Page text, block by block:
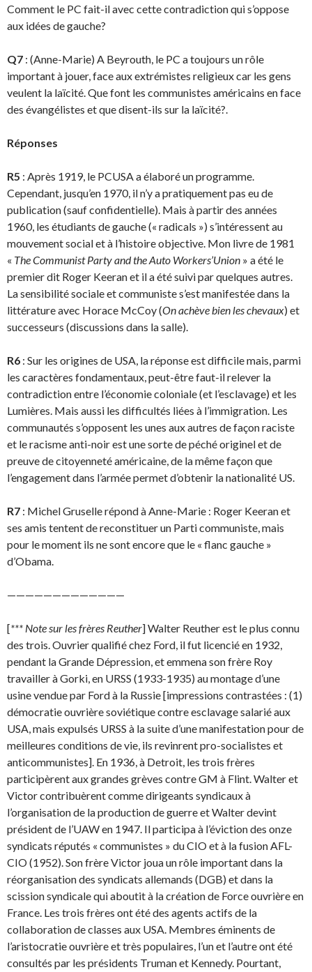
Comment le PC fait-il avec cette contradiction qui s’oppose
aux idées de gauche?
Q7 : (Anne-Marie) A Beyrouth, le PC a toujours un rôle
important à jouer, face aux extrémistes religieux car les gens
veulent la laïcité. Que font les communistes américains en face
des évangé­listes et que disent-ils sur la laïcité?.
Réponses
R5 : Après 1919, le PCUSA a élaboré un programme.
Cependant, jusqu’en 1970, il n’y a pratique­ment pas eu de
publication (sauf confidentielle). Mais à partir des années
1960, les étudiants de gauche (« radicals ») s’intéressent au
mouvement social et à l’histoire objective. Mon livre de 1981
« The Communist Party and the Auto Workers’Union » a été le
premier dit Roger Keeran et il a été suivi par quelques autres.
La sensibilité sociale et communiste s’est manifestée dans la
littérature avec Horace McCoy (On achève bien les chevaux) et
successeurs (discussions dans la salle).
R6 : Sur les origines de USA, la réponse est difficile mais, parmi
les caractères fondamentaux, peut-être faut-il relever la
contradiction entre l’économie coloniale (et l’esclavage) et les
Lumiè­res. Mais aussi les difficultés liées à l’immigration. Les
communautés s’opposent les unes aux autres de façon raciste
et le racisme anti-noir est une sorte de péché originel et de
preuve de citoyenneté américaine, de la même façon que
l’engagement dans l’armée permet d’obtenir la nationalité US.
R7 : Michel Gruselle répond à Anne-Marie : Roger Keeran et
ses amis tentent de reconstituer un Parti communiste, mais
pour le moment ils ne sont encore que le « flanc gauche »
d’Obama.
—————————————
[*** Note sur les frères Reuther] Walter Reuther est le plus connu
des trois. Ouvrier qualifié chez Ford, il fut licencié en 1932,
pendant la Grande Dépression, et emmena son frère Roy
travailler à Gorki, en URSS (1933-1935) au montage d’une
usine vendue par Ford à la Russie [impressions contrastées : (1)
démocratie ouvrière soviétique contre esclavage salarié aux
USA, mais expulsés URSS à la suite d’une manifestation pour de
meilleures conditions de vie, ils revinrent pro-socia­listes et
anticommunistes]. En 1936, à Detroit, les trois frères
participèrent aux grandes grèves contre GM à Flint. Walter et
Victor contribuèrent comme dirigeants syndicaux à
l’organisation de la production de guerre et Walter devint
président de l’UAW en 1947. Il participa à l’éviction des onze
syndicats réputés « communistes » du CIO et à la fusion AFL-
CIO (1952). Son frère Victor joua un rôle important dans la
réorganisation des syndicats allemands (DGB) et dans la
scission syndicale qui aboutit à la création de Force ouvrière en
France. Les trois frères ont été des agents actifs de la
collaboration de classes aux USA. Membres éminents de
l’aristocratie ouvrière et très populaires, l’un et l’autre ont été
consultés par les présidents Truman et Kennedy. Pourtant,